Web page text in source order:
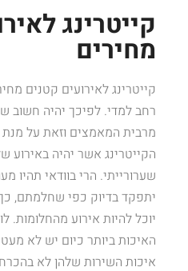
קייטרינג
מחירים
קייטרינג לאירועים קטנים
רחב למדי. לפיכך יהיה
מרבית המאמצים וזאת על מנת
הקייטרינג אשר יהיה
שערורייתי. הרי בוודאי תהיו
יתפקד בדיוק כפי שחלמתם,
יוכל להיות אירוע מהחלומות.
האיכות ביותר כיום יש לא
איכות השירות שלהן לא